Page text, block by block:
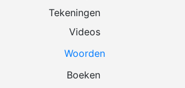
Tekeningen
Videos
Woorden
Boeken